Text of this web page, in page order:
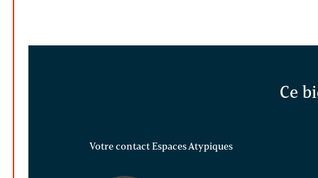
Ce
Votre contact Espaces Atypiques